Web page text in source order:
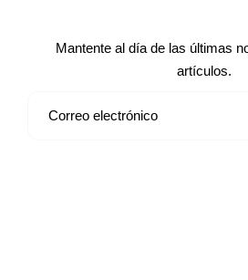
Mantente al día de las últimas
artículos.